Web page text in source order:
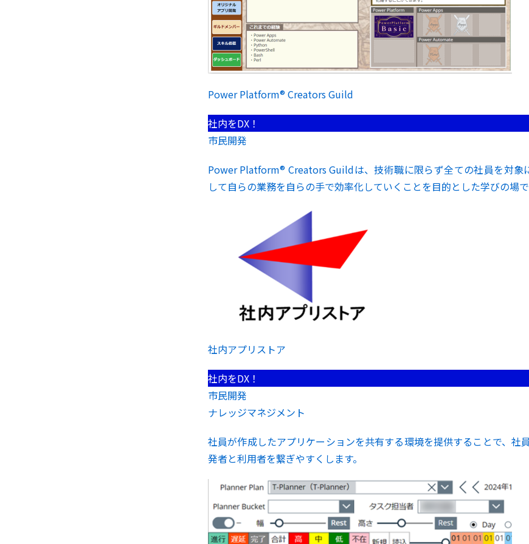
Power Platform® Creators Guild
社内をDX！
市民開発
Power Platform® Creators Guildは、技術職に限らず全ての社員を対
して自らの業務を自らの手で効率化していくことを目的とした学びの場で
社内アプリストア
社内をDX！
市民開発
ナレッジマネジメント
社員が作成したアプリケーションを共有する環境を提供することで、社
発者と利用者を繋ぎやすくします。